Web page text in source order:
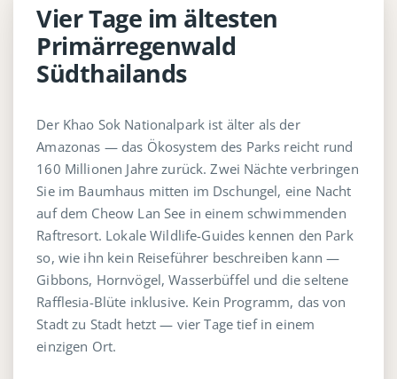
Vier Tage im ältesten
Primärregenwald
Südthailands
Der Khao Sok Nationalpark ist älter als der
Amazonas — das Ökosystem des Parks reicht rund
160 Millionen Jahre zurück. Zwei Nächte verbringen
Sie im Baumhaus mitten im Dschungel, eine Nacht
auf dem Cheow Lan See in einem schwimmenden
Raftresort. Lokale Wildlife-Guides kennen den Park
so, wie ihn kein Reiseführer beschreiben kann —
Gibbons, Hornvögel, Wasserbüffel und die seltene
Rafflesia-Blüte inklusive. Kein Programm, das von
Stadt zu Stadt hetzt — vier Tage tief in einem
einzigen Ort.